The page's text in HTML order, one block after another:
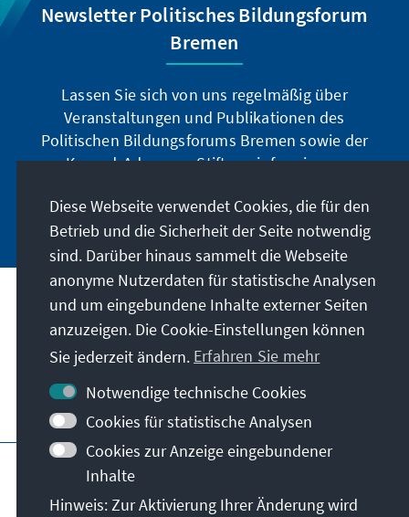
Newsletter Politisches Bildungsforum
Bremen
Lassen Sie sich von uns regelmäßig über
Veranstaltungen und Publikationen des
Politischen Bildungsforums Bremen sowie der
Konrad-Adenauer-Stiftung informieren.
Jetzt abonnieren
Anschrift
Kontakt
Besuchen Sie auch
Hauptseite der KAS Impressum
Datenschutz
Nutzungsbedingungen
Erklärung zur Barrierefreiheit
Barriere melden
Diese Webseite verwendet Cookies, die für den
Betrieb und die Sicherheit der Seite notwendig
sind. Darüber hinaus sammelt die Webseite
anonyme Nutzerdaten für statistische Analysen
und um eingebundene Inhalte externer Seiten
anzuzeigen. Die Cookie-Einstellungen können
Sie jederzeit ändern. Erfahren Sie mehr
Notwendige technische Cookies
Cookies für statistische Analysen
Cookies zur Anzeige eingebundener
Inhalte
Hinweis: Zur Aktivierung Ihrer Änderung wird